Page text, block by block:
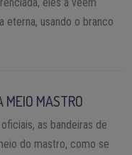
eterna, usando o branco
MEIO MASTRO
as bandeiras de
do mastro, como se